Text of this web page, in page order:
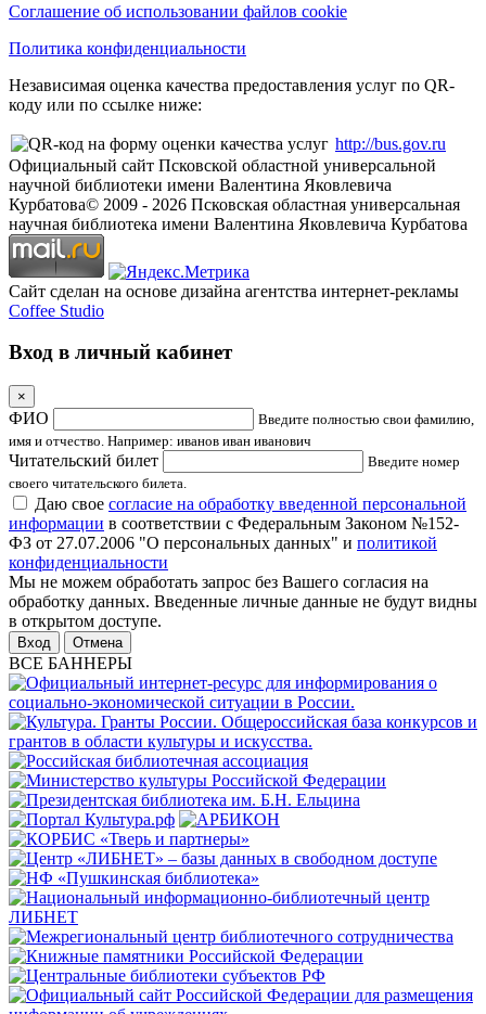
Соглашение об использовании файлов cookie
Политика конфиденциальности
Независимая оценка качества предоставления услуг по QR-
коду или по ссылке ниже:
http://bus.gov.ru
Официальный сайт Псковской областной универсальной
научной библиотеки имени Валентина Яковлевича
Курбатова© 2009 - 2026 Псковская областная универсальная
научная библиотека имени Валентина Яковлевича Курбатова
Сайт сделан на основе дизайна агентства интернет-рекламы
Coffee Studio
Вход в личный кабинет
×
ФИО
Введите полностью свои фамилию,
имя и отчество. Например: иванов иван иванович
Читательский билет
Введите номер
своего читательского билета.
Даю свое согласие на обработку введенной персональной
информации в соответствии с Федеральным Законом №152-
ФЗ от 27.07.2006 "О персональных данных" и политикой
конфиденциальности
Мы не можем обработать запрос без Вашего согласия на
обработку данных. Введенные личные данные не будут видны
в открытом доступе.
Отмена
ВСЕ БАННЕРЫ